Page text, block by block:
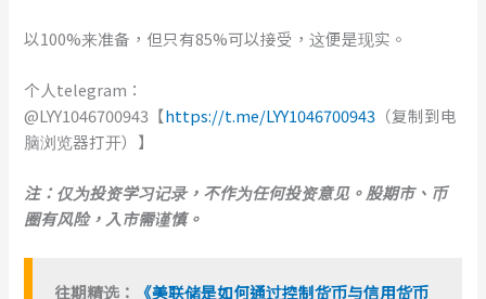
以100%来准备，但只有85%可以接受，这便是现实。
个人telegram：
@LYY1046700943【https://t.me/LYY1046700943 （复制到电
脑浏览器打开）】
注：仅为投资学习记录，不作为任何投资意见。股期市、币
圈有风险，入市需谨慎。
往期精选：
《美联储是如何通过控制货币与信用货币